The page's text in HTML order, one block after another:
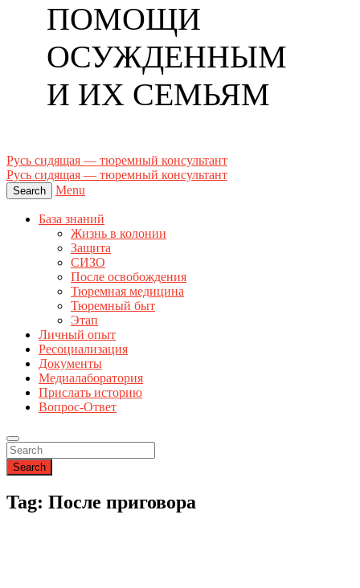
ПОМОЩИ
ОСУЖДЕННЫМ
И ИХ СЕМЬЯМ
Русь сидящая — тюремный консультант
Русь сидящая — тюремный консультант
Search Menu
База знаний
Жизнь в колонии
Защита
СИЗО
После освобождения
Тюремная медицина
Тюремный быт
Этап
Личный опыт
Ресоциализация
Документы
Медиалаборатория
Прислать историю
Вопрос-Ответ
Search
Tag: После приговора